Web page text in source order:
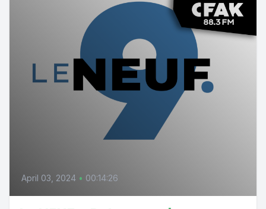
April 03, 2024 • 00:14:26